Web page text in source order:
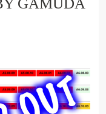
GAMUDA